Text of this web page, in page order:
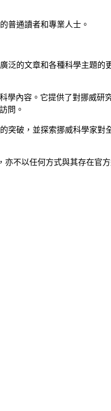
普通讀者和專業人士。
泛的文章和各種科學主題
內容。它提供了對挪威
問。
突破，並探索挪威科學家
亦不以任何方式與其存在